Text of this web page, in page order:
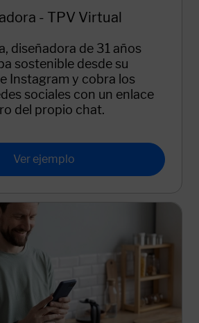
- TPV Virtual
diseñadora de 31 años
sostenible desde su
Instagram y cobra los
sociales con un enlace
del propio chat.
Ver ejemplo